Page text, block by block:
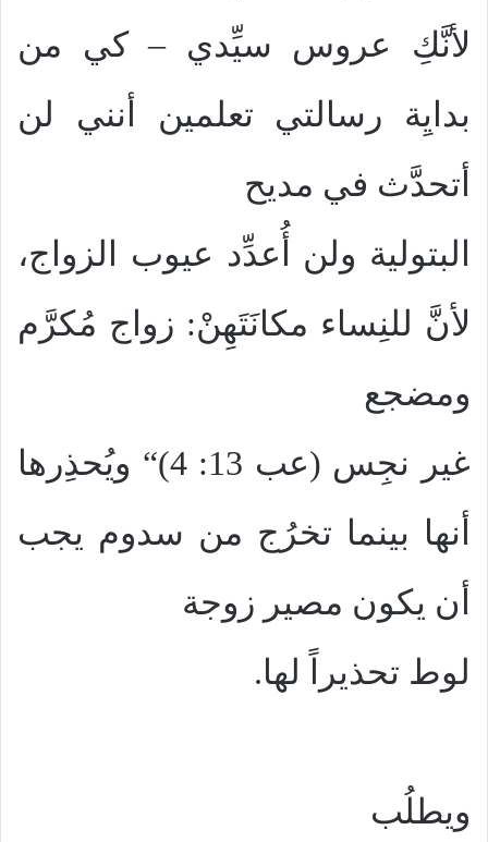
لأنَّكِ عروس سيِّدي – كي من
بدايِة رسالتي تعلمين أنني لن
أتحدَّث في مديح
البتولية ولن أُعدِّد عيوب الزواج،
لأنَّ للنِساء مكانَتَهِنْ: زواج مُكرَّم
ومضجع
غير نجِس (عب 13: 4)“ ويُحذِرها
أنها بينما تخرُج من سدوم يجب
أن يكون مصير زوجة
لوط تحذيراً لها.
ويطلُب